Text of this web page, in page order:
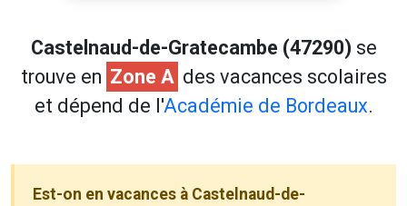
Castelnaud-de-Gratecambe (47290) se
trouve en Zone A des vacances scolaires
et dépend de l'Académie de Bordeaux.
Est-on en vacances à Castelnaud-de-